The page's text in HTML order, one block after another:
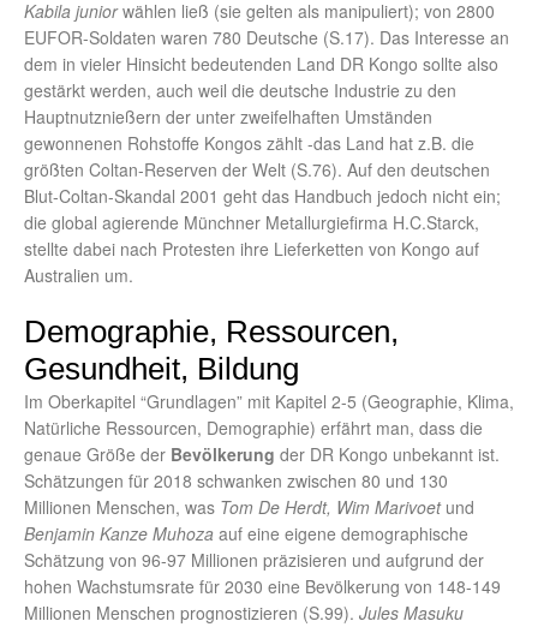
Kabila juniorwählen ließ (sie gelten als manipuliert); von 2800
EUFOR-Soldaten waren 780 Deutsche (S.17). Das Interesse an
dem in vieler Hinsicht bedeutenden Land DR Kongo sollte also
gestärkt werden, auch weil die deutsche Industrie zu den
Hauptnutznießern der unter zweifelhaften Umständen
gewonnenen Rohstoffe Kongos zählt -das Land hat z.B. die
größten Coltan-Reserven der Welt (S.76). Auf den deutschen
Blut-Coltan-Skandal 2001 geht das Handbuch jedoch nicht ein;
die global agierende Münchner Metallurgiefirma H.C.Starck,
stellte dabei nach Protesten ihre Lieferketten von Kongo auf
Australien um.
Demographie, Ressourcen,
Gesundheit, Bildung
Im Oberkapitel “Grundlagen” mit Kapitel 2-5 (Geographie, Klima,
Natürliche Ressourcen, Demographie) erfährt man, dass die
genaue Größe der Bevölkerung der DR Kongo unbekannt ist.
Schätzungen für 2018 schwanken zwischen 80 und 130
Millionen Menschen, was Tom De Herdt, Wim Marivoet und
Benjamin Kanze Muhoza auf eine eigene demographische
Schätzung von 96-97 Millionen präzisieren und aufgrund der
hohen Wachstumsrate für 2030 eine Bevölkerung von 148-149
Millionen Menschen prognostizieren (S.99). Jules Masuku